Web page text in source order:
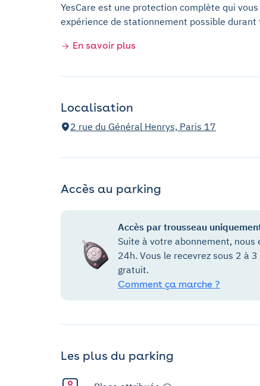
YesCare est une protection complète qui
expérience de stationnement possible
En savoir plus
Localisation
2 rue du Général Henrys, Paris 17
Accès au parking
Accès par trousseau
Suite à votre abonnement, nous
24h. Vous le recevrez sous 2 à
gratuit.
Comment ça marche ?
Les plus du parking